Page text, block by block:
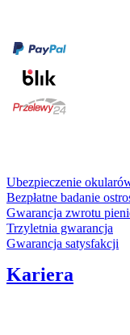
Ubezpieczenie
Bezpłatne badanie
Gwarancja zwrotu
Trzyletnia gwarancja
Gwarancja satysfakcji
Kariera